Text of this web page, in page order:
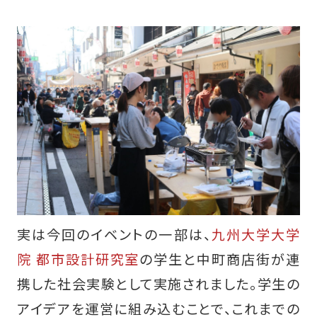
実は今回のイベントの一部は、九州大学大学
院 都市設計研究室の学生と中町商店街が連
携した社会実験として実施されました。学生の
アイデアを運営に組み込むことで、これまでの